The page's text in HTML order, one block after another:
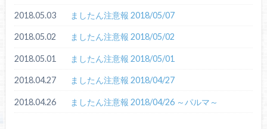
2018.05.03 ましたん注意報 2018/05/07
2018.05.02 ましたん注意報 2018/05/02
2018.05.01 ましたん注意報 2018/05/01
2018.04.27 ましたん注意報 2018/04/27
2018.04.26 ましたん注意報 2018/04/26 ～パルマ～